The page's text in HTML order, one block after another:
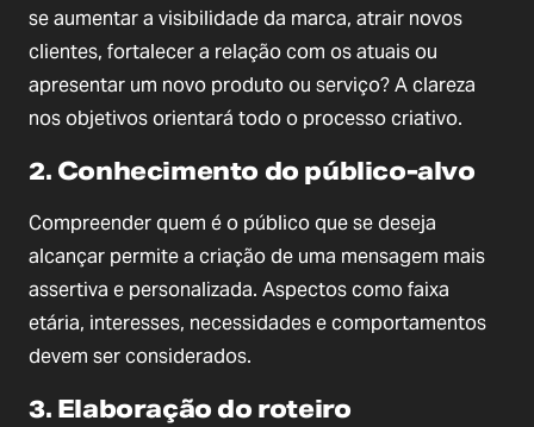
se aumentar a visibilidade da marca, atrair novos
clientes, fortalecer a relação com os atuais ou
apresentar um novo produto ou serviço? A clareza
nos objetivos orientará todo o processo criativo.
2. Conhecimento do público-alvo
Compreender quem é o público que se deseja
alcançar permite a criação de uma mensagem mais
assertiva e personalizada. Aspectos como faixa
etária, interesses, necessidades e comportamentos
devem ser considerados.
3. Elaboração do roteiro